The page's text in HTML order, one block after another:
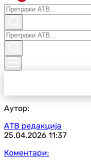
Аутор:
АТВ редакција
25.04.2026 11:37
Коментари: